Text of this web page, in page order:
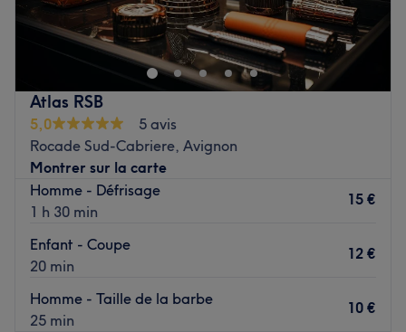
Voir le salon
Atlas RSB
5,0
5 avis
Rocade Sud-Cabriere, Avignon
Montrer sur la carte
Homme - Défrisage
1 h 30 min
15 €
Enfant - Coupe
20 min
12 €
Homme - Taille de la barbe
25 min
10 €